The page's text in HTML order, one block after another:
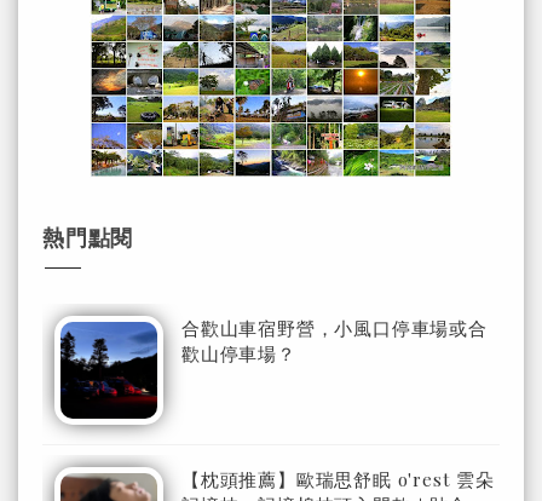
熱門點閱
合歡山車宿野營，小風口停車場或合
歡山停車場？
【枕頭推薦】歐瑞思舒眠 o'rest 雲朵